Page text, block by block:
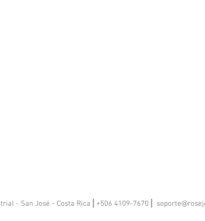
- San José - Costa Rica ⎢+506 4109-7670 ⎢